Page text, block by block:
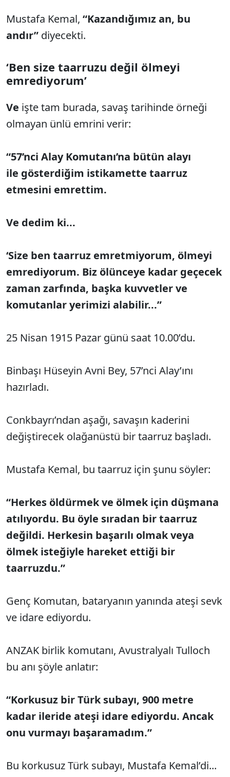
Mustafa Kemal, “Kazandığımız an, bu
andır” diyecekti.
‘Ben size taarruzu değil ölmeyi
emrediyorum’
Ve işte tam burada, savaş tarihinde örneği
olmayan ünlü emrini verir:
“57’nci Alay Komutanı’na bütün alayı
ile gösterdiğim istikamette taarruz
etmesini emrettim.
Ve dedim ki...
‘Size ben taarruz emretmiyorum, ölmeyi
emrediyorum. Biz ölünceye kadar geçecek
zaman zarfında, başka kuvvetler ve
komutanlar yerimizi alabilir...”
25 Nisan 1915 Pazar günü saat 10.00’du.
Binbaşı Hüseyin Avni Bey, 57’nci Alay’ını
hazırladı.
Conkbayrı’ndan aşağı, savaşın kaderini
değiştirecek olağanüstü bir taarruz başladı.
Mustafa Kemal, bu taarruz için şunu söyler:
“Herkes öldürmek ve ölmek için düşmana
atılıyordu. Bu öyle sıradan bir taarruz
değildi. Herkesin başarılı olmak veya
ölmek isteğiyle hareket ettiği bir
taarruzdu.”
Genç Komutan, bataryanın yanında ateşi sevk
ve idare ediyordu.
ANZAK birlik komutanı, Avustralyalı Tulloch
bu anı şöyle anlatır:
“Korkusuz bir Türk subayı, 900 metre
kadar ileride ateşi idare ediyordu. Ancak
onu vurmayı başaramadım.”
Bu korkusuz Türk subayı, Mustafa Kemal’di...